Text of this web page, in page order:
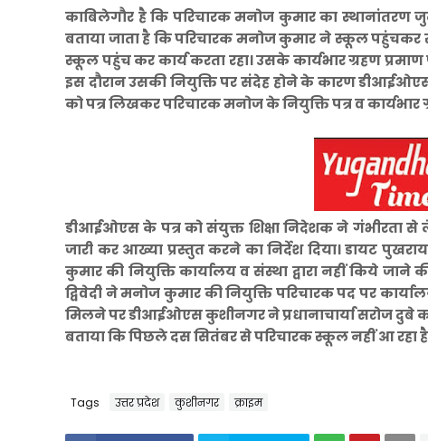
काबिलेगौर है कि परिचारक मनोज कुमार का स्थानांतरण
बताया जाता है कि परिचारक मनोज कुमार ने स्कूल पहुंचकर
स्कूल पहुंच कर कार्य करता रहा। उसके कार्यभार ग्रहण
इस दौरान उसकी नियुक्ति पर संदेह होने के कारण
को पत्र लिखकर परिचारक मनोज के नियुक्ति पत्र व
डीआईओएस के पत्र को संयुक्त शिक्षा निदेशक ने गंभीरता से
जारी कर आख्या प्रस्तुत करने का निर्देश दिया। डायट
कुमार की नियुक्ति कार्यालय व संस्था द्वारा नहीं किये
द्विवेदी ने मनोज कुमार की नियुक्ति परिचारक पद पर
मिलने पर डीआईओएस कुशीनगर ने प्रधानाचार्या सरोज दुबे
बताया कि पिछले दस सितंबर से परिचारक स्कूल नहीं आ रहा
Tags उत्तर प्रदेश कुशीनगर क्राइम